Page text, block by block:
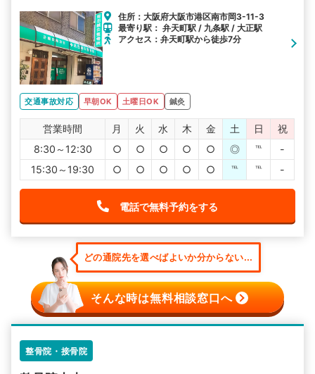
住所：大阪府大阪市港区南市岡3-11-3
最寄り駅： 弁天町駅 / 九条駅 / 大正駅
アクセス：弁天町駅から徒歩7分
交通事故対応 早朝OK 土曜日OK 鍼灸
営業時間 月 火 水 木 金 土 日
祝
8:30～12:30
○ ○ ○ ○ ○ ◎ ℡
-
15:30～19:30
○ ○ ○ ○ ○ ℡ ℡ -
電話で無料予約をする
どの通院先を選べばよいか分からない...
そんな時は無料相談窓口へ
整骨院・接骨院